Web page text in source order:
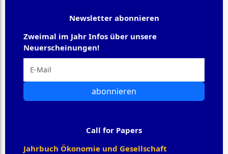
Newsletter abonnieren
Zweimal im Jahr Infos über unsere
Neuerscheinungen!
abonnieren
Call for Papers
Jahrbuch Ökonomie und Gesellschaft